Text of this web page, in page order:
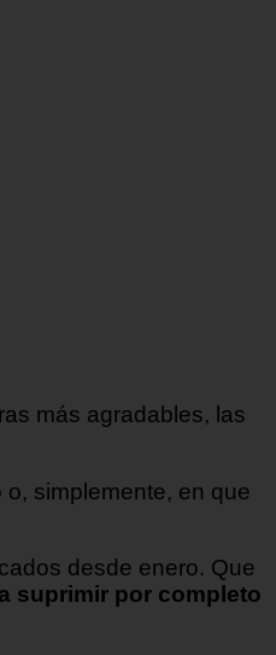
más agradables, las
simplemente, en que
desde enero. Que
suprimir por completo